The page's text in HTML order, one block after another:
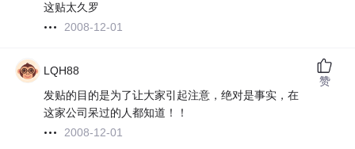
这贴太久罗
2008-12-01
LQH88
发贴的目的是为了让大家引起注意，绝对是事实，在
这家公司呆过的人都知道！！
2008-12-01
赞